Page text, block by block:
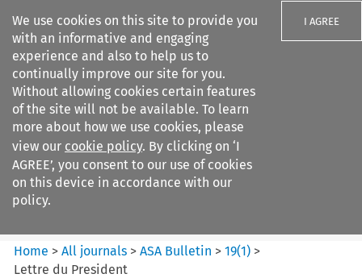
We use cookies on this site to provide you
with an informative and engaging
experience and also to help us to
continually improve our site for you.
Without allowing cookies certain features
of the site will not be available. To learn
more about how we use cookies, please
view our cookie policy. By clicking on ‘I
AGREE’, you consent to our use of cookies
on this device in accordance with our
policy.
I AGREE
Search filters
ASA Bulletin
Home >All journals >ASA Bulletin >19(1) >
Lettre du President